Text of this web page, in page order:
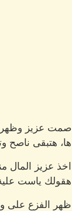
صمت عزيز وظهر
ها، هتبقى ناصح
اخذ عزيز المال
هقولك ياست
ظهر الفزع على